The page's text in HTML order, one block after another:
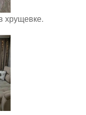
хрущевке.